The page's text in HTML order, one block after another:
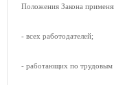
Положения Закона
- всех работодателей;
- работающих по трудовым